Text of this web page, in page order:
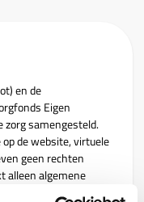
en de
Eigen
zorg samengesteld.
de website, virtuele
geen rechten
alleen algemene
advies. Neem